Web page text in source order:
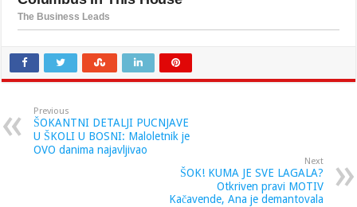
Previous
ŠOKANTNI DETALJI PUCNJAVE
U ŠKOLI U BOSNI: Maloletnik je
OVO danima najavljivao
Next
ŠOK! KUMA JE SVE LAGALA?
Otkriven pravi MOTIV
Kačavende, Ana je demantovala